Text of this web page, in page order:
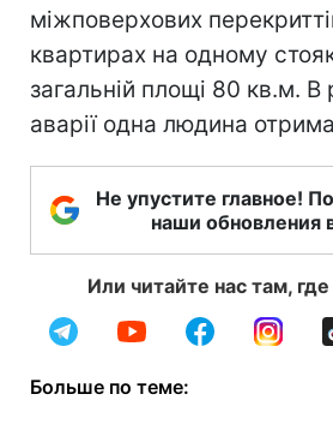
міжповерхових
квартирах на одному
загальній площі 80 кв.м. В
аварії одна людина
Не упустите главное!
наши обновления
Или читайте нас там,
Больше по теме: